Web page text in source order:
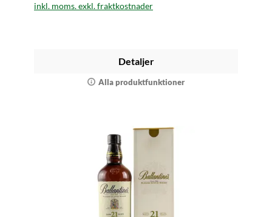
inkl. moms. exkl. fraktkostnader
Detaljer
Alla produktfunktioner